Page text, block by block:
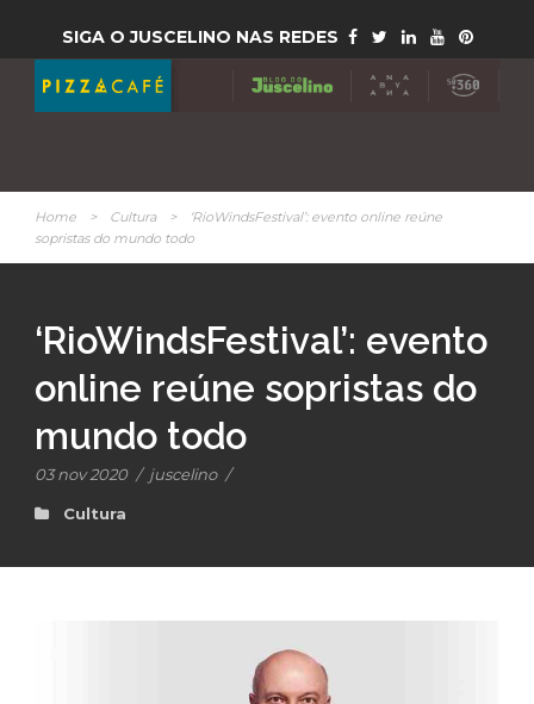
SIGA O JUSCELINO NAS REDES
Home > Cultura >
‘RioWindsFestival’: evento online reúne
sopristas do mundo todo
‘RioWindsFestival’: evento
online reúne sopristas do
mundo todo
03 nov 2020 / juscelino /
Cultura